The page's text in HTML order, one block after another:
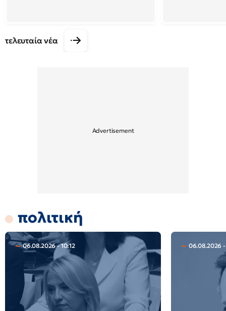
τελευταία νέα
πολιτική
06.08.2026 - 10:12 06.08.2026